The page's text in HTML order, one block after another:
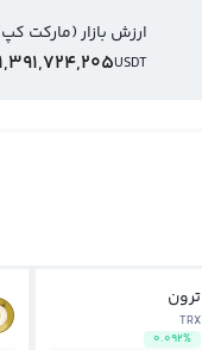
ارزش بازار (مارکت
USDT
1,391,724,205
ترون
TRX
0.092%